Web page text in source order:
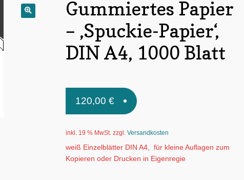
Gummiertes Papier
– ‚Spuckie-Papier‘,
DIN A4, 1000 Blatt
120,00€
inkl. 19 % MwSt. zzgl. Versandkosten
weiß Einzelblätter DIN A4, für kleine Auflagen zum
Kopieren oder Drucken in Eigenregie